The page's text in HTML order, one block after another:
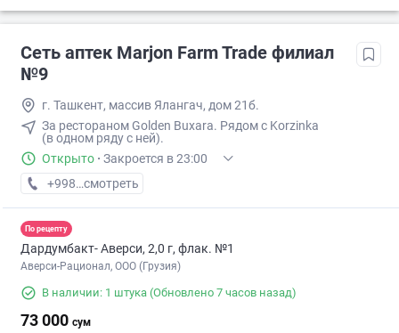
Сеть аптек Marjon Farm Trade филиал
№9
г. Ташкент, массив Ялангач, дом 21б.
За рестораном Golden Buxara. Рядом с Korzinka
(в одном ряду с ней).
Открыто · Закроется в 23:00
+998 (70) XXX-XX-XX
смотреть
По рецепту
Дардумбакт- Аверси, 2,0 г, флак. №1
Аверси-Рационал, ООО (Грузия)
В наличии: 1 штука (Обновлено 7 часов назад)
73 000 сум